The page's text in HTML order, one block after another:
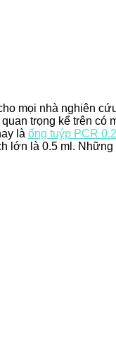
mọi nhà nghiên
trọng kể trên có
là ống tuýp PCR
lớn là 0.5 ml. Những